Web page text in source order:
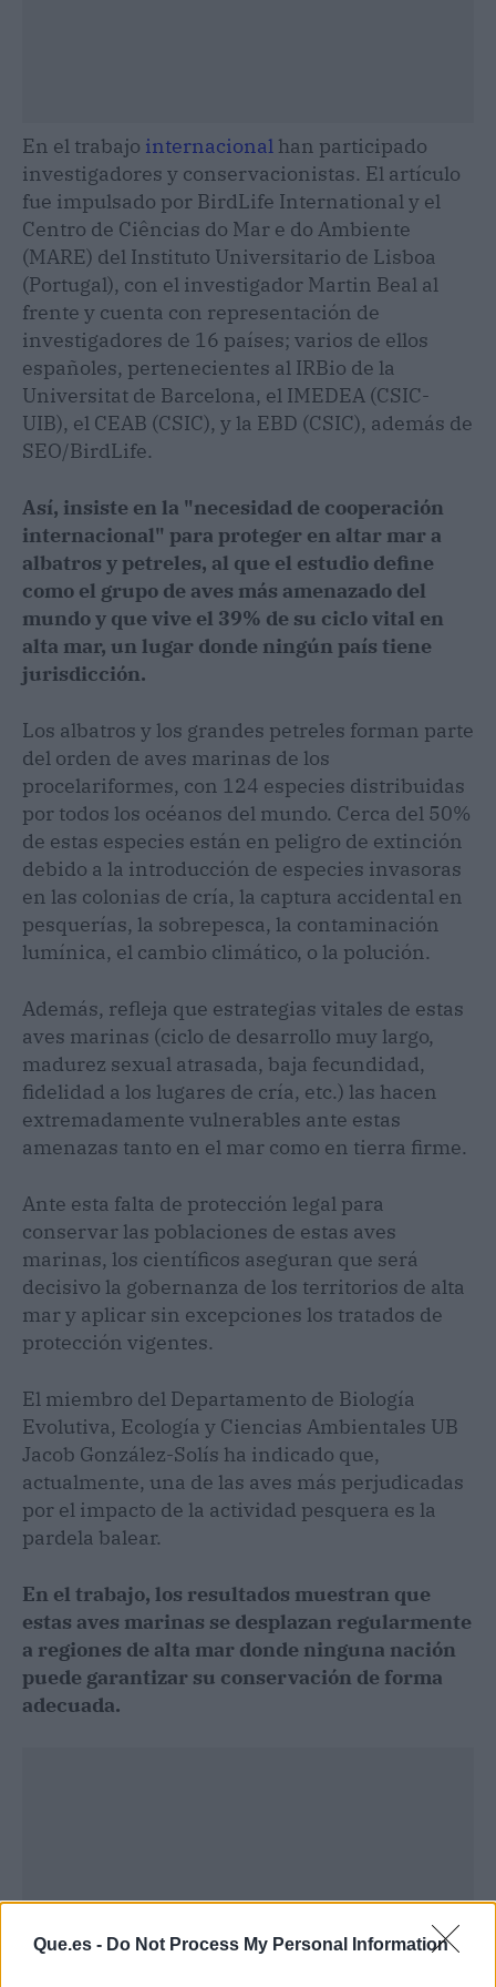
Que.es - Do Not Process My Personal Information
En el trabajo internacional han participado
investigadores y conservacionistas. El artículo
fue impulsado por BirdLife International y el
Centro de Ciências do Mar e do Ambiente
(MARE) del Instituto Universitario de Lisboa
(Portugal), con el investigador Martin Beal al
frente y cuenta con representación de
investigadores de 16 países; varios de ellos
españoles, pertenecientes al IRBio de la
Universitat de Barcelona, el IMEDEA (CSIC-
UIB), el CEAB (CSIC), y la EBD (CSIC), además de
SEO/BirdLife.
Así, insiste en la "necesidad de cooperación
internacional" para proteger en altar mar a
albatros y petreles, al que el estudio define
como el grupo de aves más amenazado del
mundo y que vive el 39% de su ciclo vital en
alta mar, un lugar donde ningún país tiene
jurisdicción.
Los albatros y los grandes petreles forman parte
del orden de aves marinas de los
procelariformes, con 124 especies distribuidas
por todos los océanos del mundo. Cerca del 50%
de estas especies están en peligro de extinción
debido a la introducción de especies invasoras
en las colonias de cría, la captura accidental en
pesquerías, la sobrepesca, la contaminación
lumínica, el cambio climático, o la polución.
Además, refleja que estrategias vitales de estas
aves marinas (ciclo de desarrollo muy largo,
madurez sexual atrasada, baja fecundidad,
fidelidad a los lugares de cría, etc.) las hacen
extremadamente vulnerables ante estas
amenazas tanto en el mar como en tierra firme.
Ante esta falta de protección legal para
conservar las poblaciones de estas aves
marinas, los científicos aseguran que será
decisivo la gobernanza de los territorios de alta
mar y aplicar sin excepciones los tratados de
protección vigentes.
El miembro del Departamento de Biología
Evolutiva, Ecología y Ciencias Ambientales UB
Jacob González-Solís ha indicado que,
actualmente, una de las aves más perjudicadas
por el impacto de la actividad pesquera es la
pardela balear.
En el trabajo, los resultados muestran que
estas aves marinas se desplazan regularmente
a regiones de alta mar donde ninguna nación
puede garantizar su conservación de forma
adecuada.